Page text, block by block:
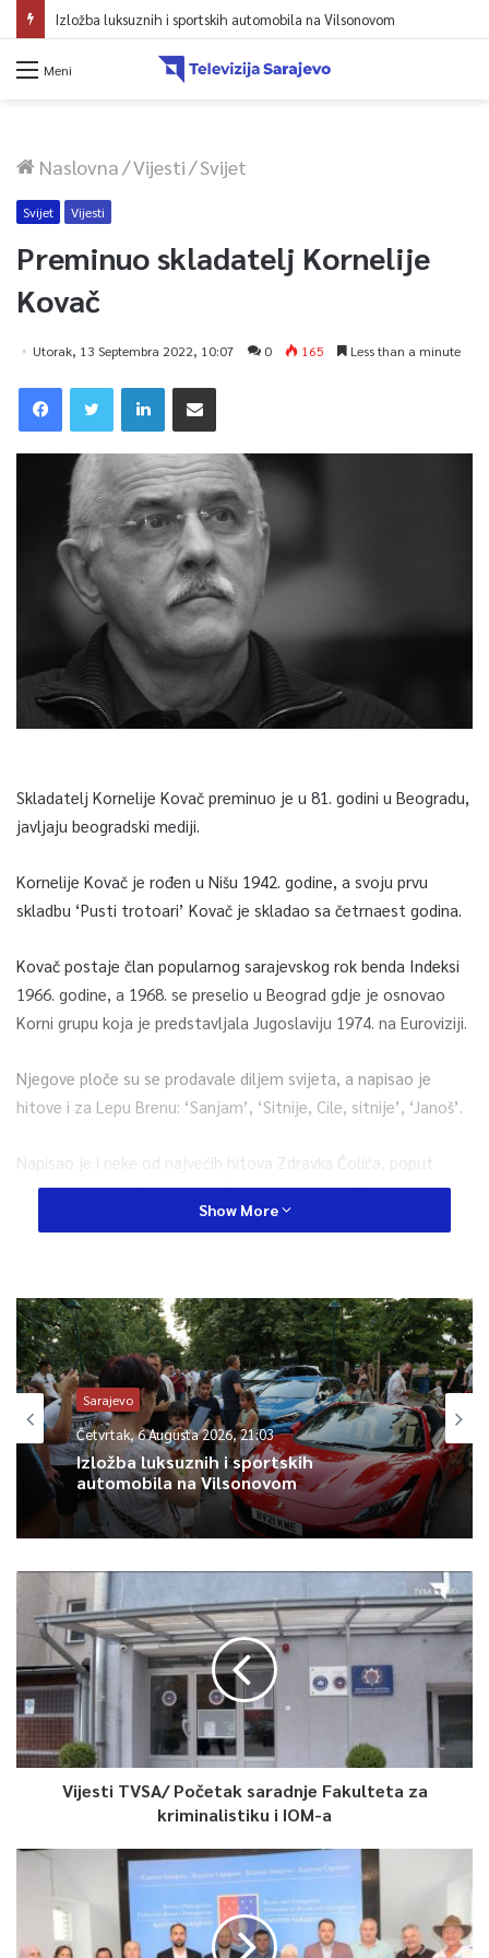
Izložba luksuznih i sportskih automobila na Vilsonovom
Meni
Naslovna/Vijesti/Svijet
Svijet Vijesti
Preminuo skladatelj Kornelije
Kovač
Utorak, 13 Septembra 2022, 10:07 0 165 Less than a minute
Skladatelj Kornelije Kovač preminuo je u 81. godini u Beogradu,
javljaju beogradski mediji.
Kornelije Kovač je rođen u Nišu 1942. godine, a svoju prvu
skladbu ‘Pusti trotoari’ Kovač je skladao sa četrnaest godina.
Kovač postaje član popularnog sarajevskog rok benda Indeksi
1966. godine, a 1968. se preselio u Beograd gdje je osnovao
Korni grupu koja je predstavljala Jugoslaviju 1974. na Euroviziji.
Njegove ploče su se prodavale diljem svijeta, a napisao je
hitove i za Lepu Brenu: ‘Sanjam’, ‘Sitnije, Cile, sitnije’, ‘Janoš’.
Napisao je i neke od najvećih hitova Zdravka Čolića, poput
pjesama ‘April u Beogradu’, ‘Živiš u oblacima’, ‘Zvao sam je
Emili’, ‘Jedna zima sa Kristinom’, ‘Jedina’, ‘Mađarica’.
0
Article Rating
Show More
Sarajevo
Četvrtak, 6 Augusta 2026, 21:03
Izložba luksuznih i sportskih
automobila na Vilsonovom
Vijesti TVSA/ Početak saradnje Fakulteta za
kriminalistiku i IOM-a